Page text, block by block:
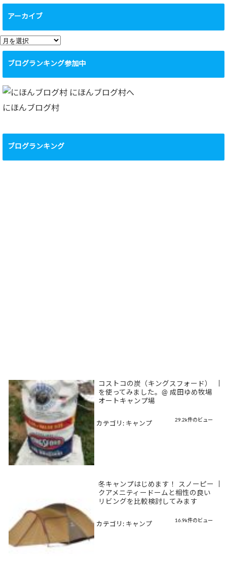
アーカイブ
ア
ー
イ
ブ
ブログランキング参加中
にほんブログ村
ブログランキング
コストコの炭（キングスフォード）
を使ってみました。@ 成田ゆめ牧場
オートキャンプ場
29.2k件のビュー
カテゴリ: キャンプ
冬キャンプはじめます！ スノーピー
クアメニティードームと相性の良い
リビングを比較検討してみます
16.9k件のビュー
カテゴリ: キャンプ